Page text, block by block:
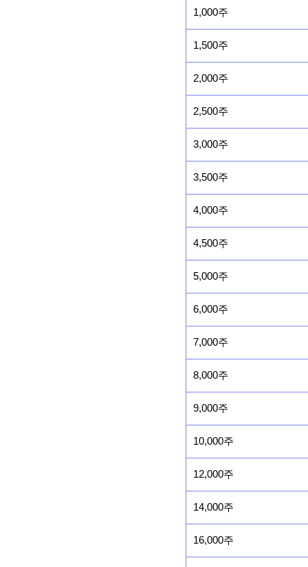
1,000주
1,500주
2,000주
2,500주
3,000주
3,500주
4,000주
4,500주
5,000주
6,000주
7,000주
8,000주
9,000주
10,000주
12,000주
14,000주
16,000주